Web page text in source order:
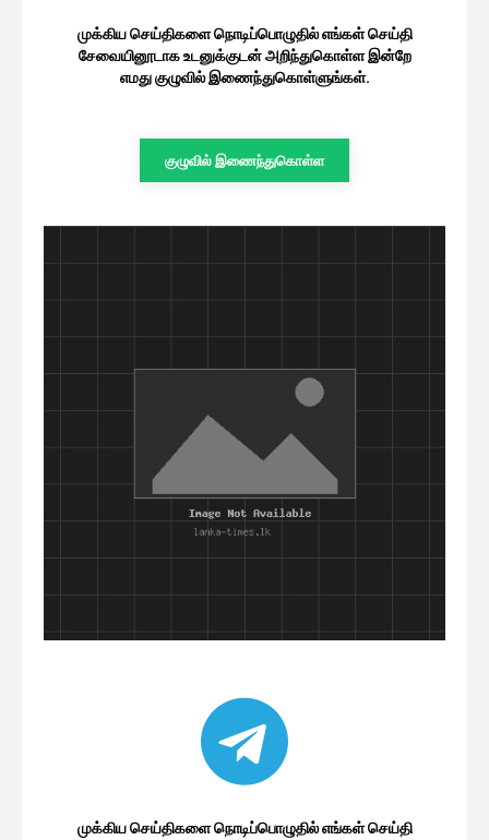
முக்கிய செய்திகளை நொடிப்பொழுதில் எங்கள் செய்தி
சேவையினூடாக உடனுக்குடன் அறிந்துகொள்ள இன்றே
எமது குழுவில் இணைந்துகொள்ளுங்கள்.
குழுவில் இணைந்துகொள்ள
முக்கிய செய்திகளை நொடிப்பொழுதில் எங்கள் செய்தி